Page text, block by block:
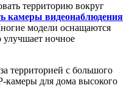
территорию вокруг
камеры видеонаблюдения
модели оснащаются
ночное
территорией с большого
камеры для дома высокого